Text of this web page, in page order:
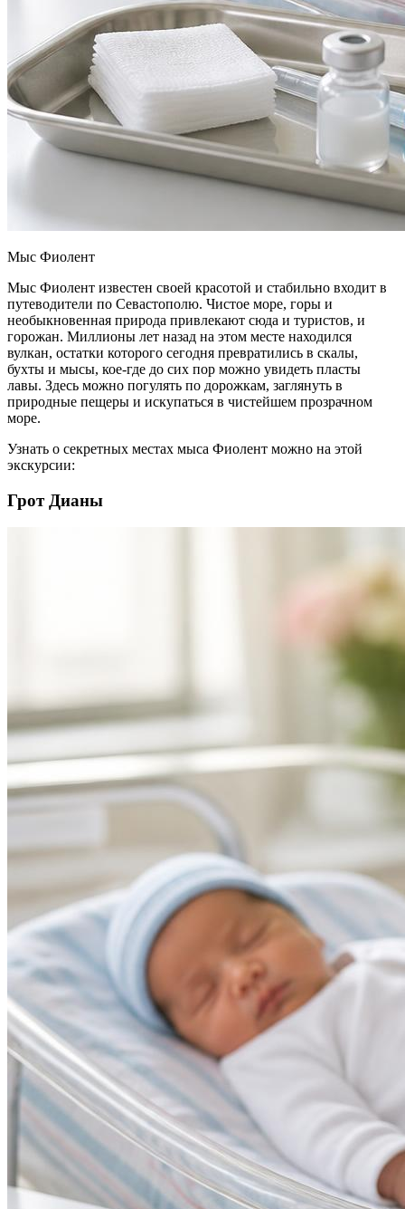
Мыс Фиолент
Мыс Фиолент известен своей красотой и стабильно входит в
путеводители по Севастополю. Чистое море, горы и
необыкновенная природа привлекают сюда и туристов, и
горожан. Миллионы лет назад на этом месте находился
вулкан, остатки которого сегодня превратились в скалы,
бухты и мысы, кое-где до сих пор можно увидеть пласты
лавы. Здесь можно погулять по дорожкам, заглянуть в
природные пещеры и искупаться в чистейшем прозрачном
море.
Узнать о секретных местах мыса Фиолент можно на этой
экскурсии:
Грот Дианы